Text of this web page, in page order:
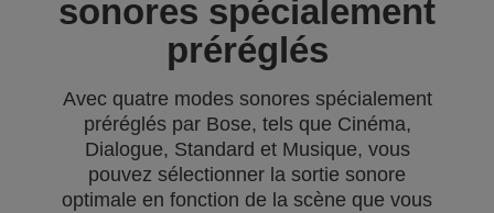
sonores spécialement
préréglés
Avec quatre modes sonores spécialement
préréglés par Bose, tels que Cinéma,
Dialogue, Standard et Musique, vous
pouvez sélectionner la sortie sonore
optimale en fonction de la scène que vous